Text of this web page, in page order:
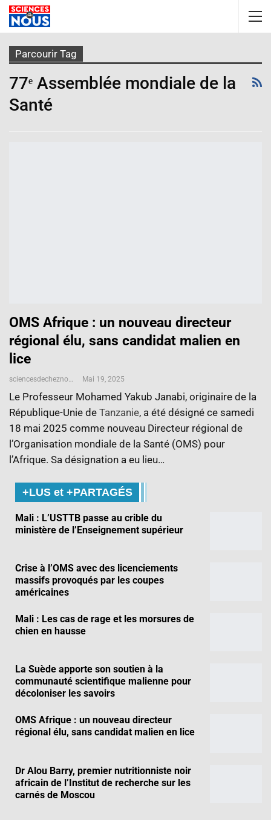
Parcourir Tag
77ᵉ Assemblée mondiale de la
Santé
OMS Afrique : un nouveau directeur
régional élu, sans candidat malien en
lice
sciencesdecheznous@gmail.com Mai 19, 2025
Le Professeur Mohamed Yakub Janabi, originaire de la
République-Unie de Tanzanie, a été désigné ce samedi
18 mai 2025 comme nouveau Directeur régional de
l’Organisation mondiale de la Santé (OMS) pour
l’Afrique. Sa désignation a eu lieu…
+LUS et +PARTAGÉS
Mali : L’USTTB passe au crible du
ministère de l’Enseignement supérieur
Crise à l’OMS avec des licenciements
massifs provoqués par les coupes
américaines
Mali : Les cas de rage et les morsures de
chien en hausse
La Suède apporte son soutien à la
communauté scientifique malienne pour
décoloniser les savoirs
OMS Afrique : un nouveau directeur
régional élu, sans candidat malien en lice
Dr Alou Barry, premier nutritionniste noir
africain de l’Institut de recherche sur les
carnés de Moscou